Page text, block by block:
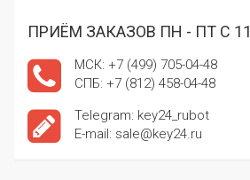
ПРИЁМ ЗАКАЗОВ ПН - ПТ С 11
МСК: +7 (499) 705-04-48
СПБ: +7 (812) 458-04-48
Telegram: key24_rubot
E-mail: sale@key24.ru